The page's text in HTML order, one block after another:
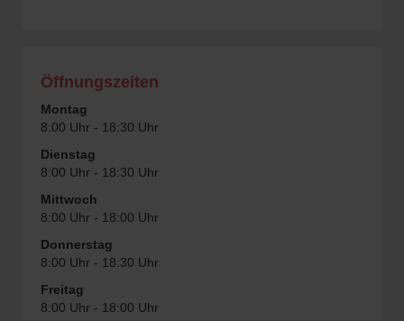
Öffnungszeiten
Montag
8:00 Uhr - 18:30 Uhr
Dienstag
8:00 Uhr - 18:30 Uhr
Mittwoch
8:00 Uhr - 18:00 Uhr
Donnerstag
8:00 Uhr - 18:30 Uhr
Freitag
8:00 Uhr - 18:00 Uhr